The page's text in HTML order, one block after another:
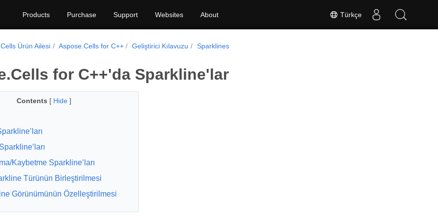
Türkçe
Products Purchase Support Websites About
Ürün Ailesi Aspose.Cells for C++ Geliştirici Kılavuzu Sparklines
for C++'da Sparkline'lar
Contents [ Hide ]
Kaybetme Sparkline’ları
Türünün Birleştirilmesi
Görünümünün Özelleştirilmesi